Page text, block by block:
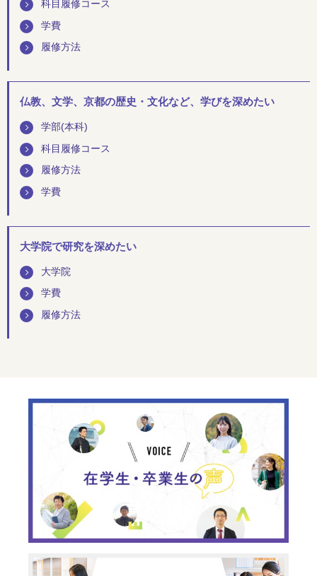
科目履修コース
学費
履修方法
仏教、文学、京都の歴史・文化など、学びを深めたい
学部(本科)
科目履修コース
履修方法
学費
大学院で研究を深めたい
大学院
学費
履修方法